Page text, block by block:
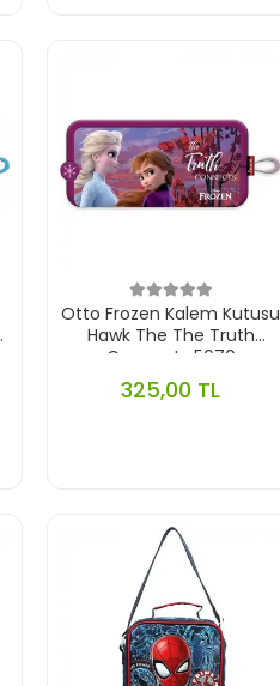
Otto Frozen Kalem Kutusu
Hawk The The Truth
Connects 5670
325,00 TL